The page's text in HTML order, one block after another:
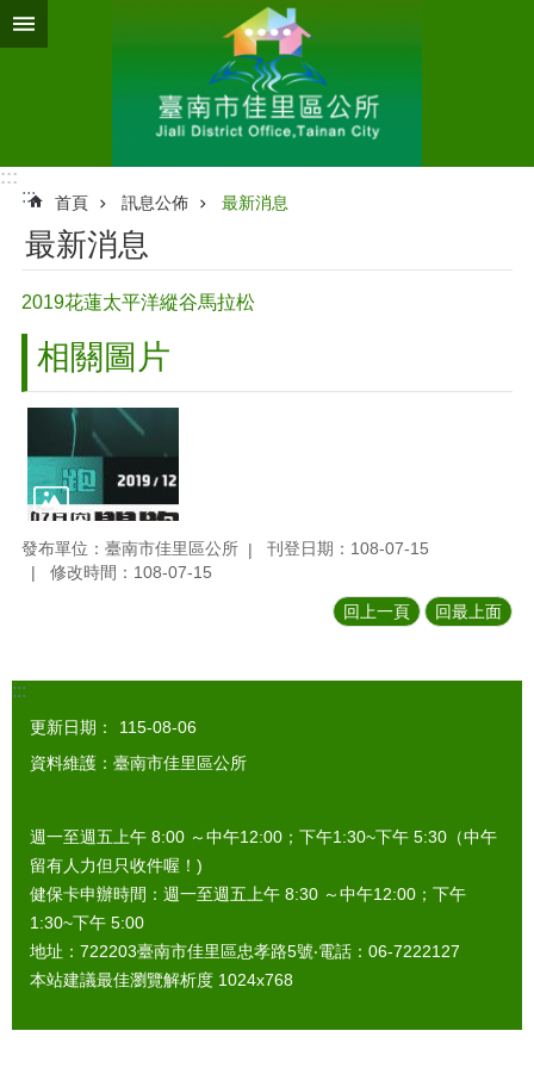
跳到主要內容區塊
:::
:::
首頁 訊息公佈 最新消息
最新消息
2019花蓮太平洋縱谷馬拉松
相關圖片
發布單位：臺南市佳里區公所
刊登日期：108-07-15
修改時間：108-07-15
回上一頁 回最上面
:::
更新日期：
115-08-06
資料維護：臺南市佳里區公所
週一至週五上午 8:00 ～中午12:00；下午1:30~下午 5:30（中午
留有人力但只收件喔！)
健保卡申辦時間：週一至週五上午 8:30 ～中午12:00；下午
1:30~下午 5:00
地址：722203臺南市佳里區忠孝路5號‧電話：06-7222127
本站建議最佳瀏覽解析度 1024x768